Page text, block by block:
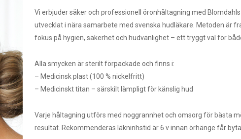
Vi erbjuder säker och professionell öronhåltagning med
utvecklat i nära samarbete med svenska hudläkare. Metoden är
fokus på hygien, säkerhet och hudvänlighet – ett tryggt val för
Alla smycken är sterilt förpackade och finns i:
– Medicinsk plast (100 % nickelfritt)
– Medicinskt titan – särskilt lämpligt för känslig hud
Varje håltagning utförs med noggrannhet och omsorg för bästa
resultat. Rekommenderas läkninhstid är 6 v innan örhänge får